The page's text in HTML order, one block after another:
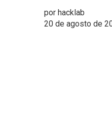
por hacklab
20 de agosto de